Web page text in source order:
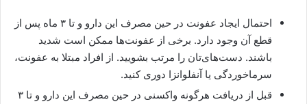
احتمال ایجاد عفونت در حین مصرف این دارو و تا ۳ ماه پس از
قطع آن وجود دارد. برخی از عفونت‌ها ممکن است شدید
باشند. دست‌های‌تان را مرتب بشویید. از افراد مبتلا به عفونت،
سرماخوردگی یا آنفلوانزا دوری کنید.
قبل از دریافت هرگونه واکسنی در حین مصرف این دارو و تا ۳